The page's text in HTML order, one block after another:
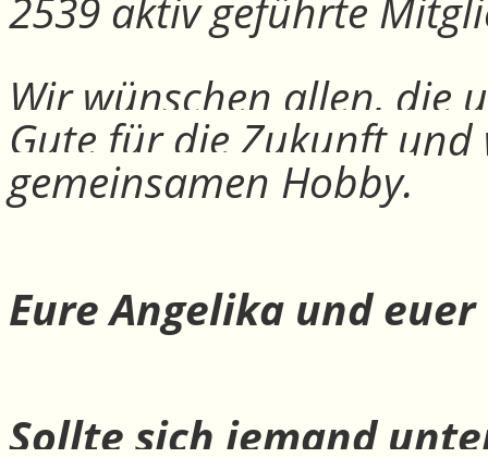
Wir wünschen allen, die
Gute für die Zukunft
gemeinsamen Hobby.
Eure Angelika und
Sollte sich jemand